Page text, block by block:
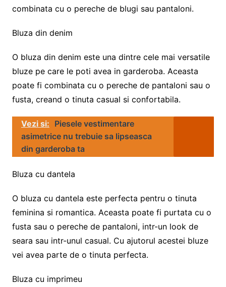
combinata cu o pereche de blugi sau pantaloni.
Bluza din denim
O bluza din denim este una dintre cele mai versatile
bluze pe care le poti avea in garderoba. Aceasta
poate fi combinata cu o pereche de pantaloni sau o
fusta, creand o tinuta casual si confortabila.
Vezi si: Piesele vestimentare
asimetrice nu trebuie sa lipseasca
din garderoba ta
Bluza cu dantela
O bluza cu dantela este perfecta pentru o tinuta
feminina si romantica. Aceasta poate fi purtata cu o
fusta sau o pereche de pantaloni, intr-un look de
seara sau intr-unul casual. Cu ajutorul acestei bluze
vei avea parte de o tinuta perfecta.
Bluza cu imprimeu